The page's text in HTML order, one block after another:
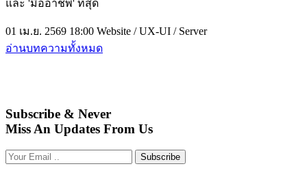
และ 'มืออาชีพ' ที่สุด
01 เม.ย. 2569 18:00 Website / UX-UI / Server
อ่านบทความทั้งหมด
Subscribe & Never
Miss An Updates From Us
Subscribe